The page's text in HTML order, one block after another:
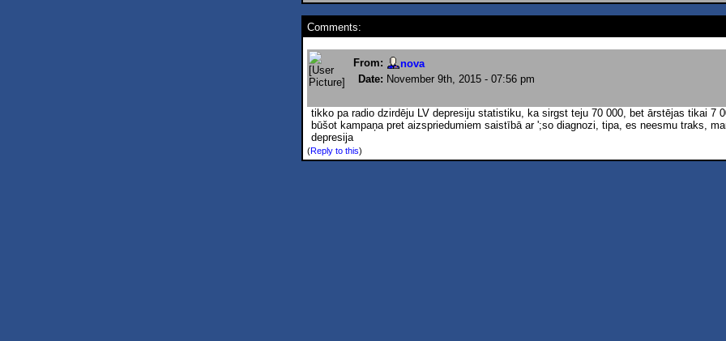
Comments:
From:
nova
Date: November 9th, 2015 - 07:56 pm
tikko pa radio dzirdēju LV depresiju statistiku, ka sirgst teju 70 000, bet ārstējas tikai 7
būšot kampaņa pret aizspriedumiem saistībā ar ';so diagnozi, tipa, es neesmu traks,
depresija
(Reply to this)